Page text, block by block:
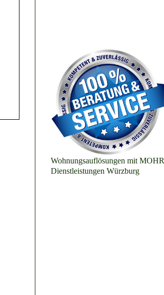
Wohnungsauflösungen mit MOHR
Dienstleistungen Würzburg